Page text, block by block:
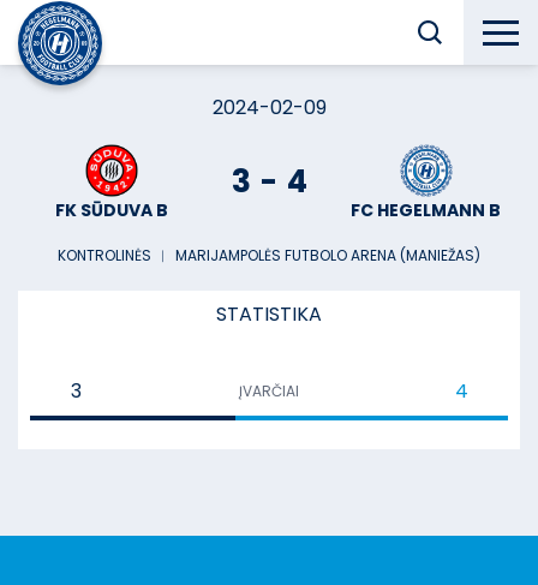
2024-02-09
FK SŪDUVA B
3 - 4
FC HEGELMANN B
KONTROLINĖS ︱ MARIJAMPOLĖS FUTBOLO ARENA (MANIEŽAS)
STATISTIKA
3 ĮVARČIAI 4